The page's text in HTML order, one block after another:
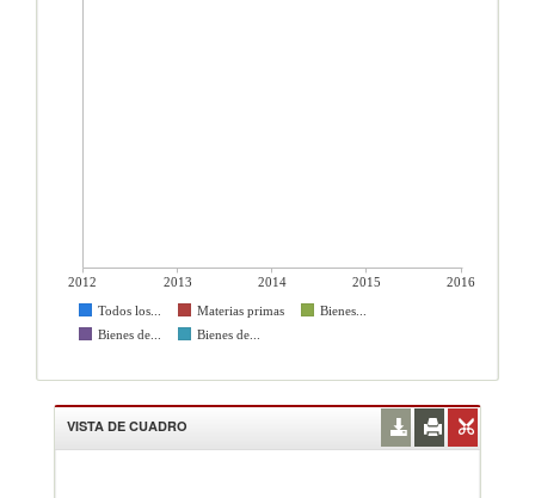
2012 2013 2014 2015
2016
Todos los...
Materias primas
Bienes...
Bienes de...
Bienes de...
VISTA DE CUADRO